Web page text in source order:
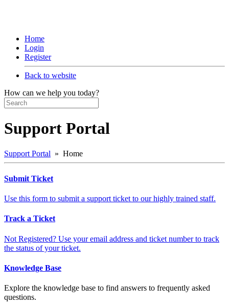
Home
Login
Register
Back to website
How can we help you today?
Support Portal
Support Portal » Home
Submit Ticket
Use this form to submit a support ticket to our highly trained staff.
Track a Ticket
Not Registered? Use your email address and ticket number to track
the status of your ticket.
Knowledge Base
Explore the knowledge base to find answers to frequently asked
questions.